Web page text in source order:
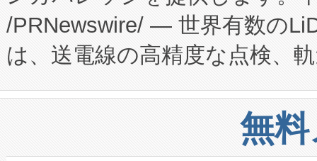
プログラムには、施設設計・
に関する技術移転および知的
構造化トレーニングカリキュ
上げおよび商用化段階におけ
設備整備および立ち上げ調整
た。 Voltaiq独自のAI搭載プラ
定、統合、導入、運用に至る
安全性を追跡し、確保する事
増加しているデータセンター
る電力網に大きな負担をかけ
/PRNewswire/ — 世界有数の
は、送電線の高精度な点検、
や穀物倉庫におけるバルク材
リューション「Avia 2」を発
したAvia 2は、1,000メート
無